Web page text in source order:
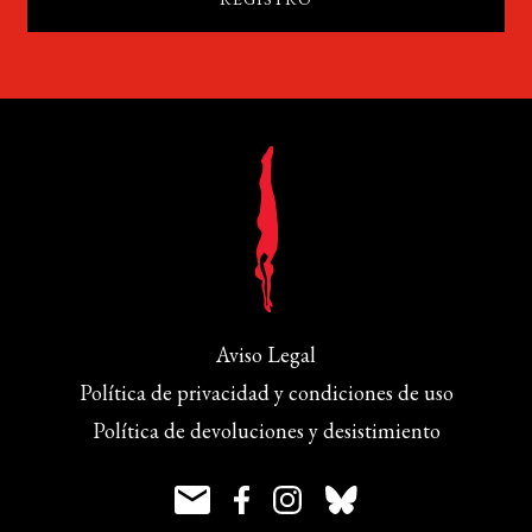
Aviso Legal
Política de privacidad y condiciones de uso
Política de devoluciones y desistimiento